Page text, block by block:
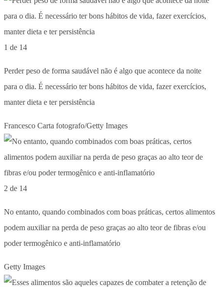
1 de 14
Perder peso de forma saudável não é algo que acontece da noite
para o dia. É necessário ter bons hábitos de vida, fazer exercícios,
manter dieta e ter persistência
Francesco Carta fotografo/Getty Images
2 de 14
No entanto, quando combinados com boas práticas, certos alimentos
podem auxiliar na perda de peso graças ao alto teor de fibras e/ou
poder termogênico e anti-inflamatório
Getty Images